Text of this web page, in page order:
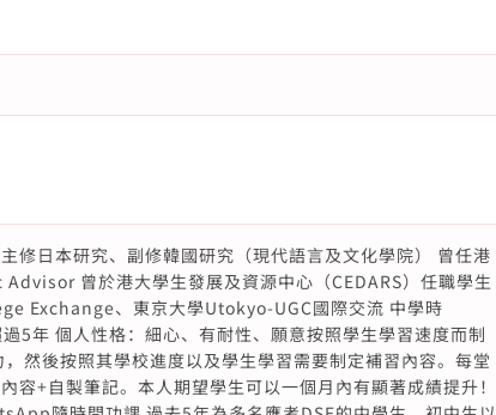
修日本研究、副修韓國研究（現代語言及文化學院） 曾任港
曾於港大學生發展及資源中心（CEDARS）任職學生
Exchange、東京大學Utokyo-UGC國際交流 中學時
5年 個人性格：細心、有耐性、願意按照學生學習速度而制
然後按照其學校進度以及學生學習需要制定補習內容。每堂
容+自製筆記。本人期望學生可以一個月內有顯著成績提升！